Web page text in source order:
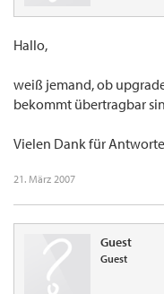
Hallo,
weiß jemand, ob
bekommt übertragbar
Vielen Dank für
21. März 2007
Guest
Guest